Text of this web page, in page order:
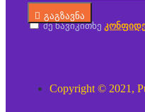
გაგზავნა
მე წავიკითხე
Copyright © 2021,